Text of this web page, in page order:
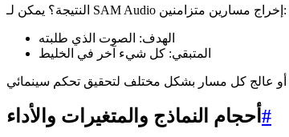
النتيجة؟ يمكن لـ SAM Audio إخراج مسارين متزامنين:
الهدف: الصوت الذي طلبته
المتبقي: كل شيء آخر في الخليط
أحجام النماذج والمتغيرات والأداء #